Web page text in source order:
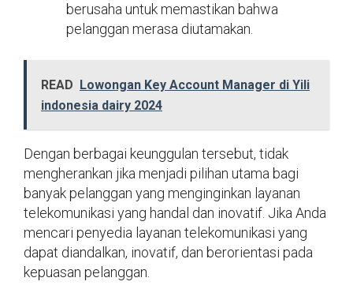
berusaha untuk memastikan bahwa
pelanggan merasa diutamakan.
READ
Lowongan Key Account Manager di Yili
indonesia dairy 2024
Dengan berbagai keunggulan tersebut, tidak
mengherankan jika menjadi pilihan utama bagi
banyak pelanggan yang menginginkan layanan
telekomunikasi yang handal dan inovatif. Jika Anda
mencari penyedia layanan telekomunikasi yang
dapat diandalkan, inovatif, dan berorientasi pada
kepuasan pelanggan.